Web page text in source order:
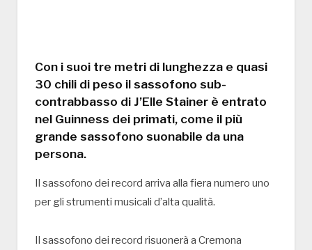
Con i suoi tre metri di lunghezza e quasi
30 chili di peso il sassofono sub-
contrabbasso di J’Elle Stainer è entrato
nel Guinness dei primati, come il più
grande sassofono suonabile da una
persona.
Il sassofono dei record arriva alla fiera numero uno
per gli strumenti musicali d’alta qualità.
Il sassofono dei record risuonerà a Cremona